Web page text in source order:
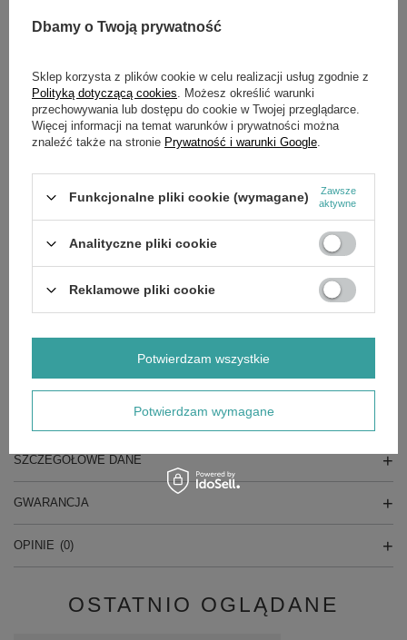
najciekawsze pytania i odpowiedzi publikując
dla innych.
OPIS
Multitool MT 36 Li . Wygięta rękojeść i dodatkowy uchwyt
ręczny umożliwiają ergonomiczną, przyjemną pracę. Ochronny
kabłąk chroni przed niepotrzebnym niszczeniem żyłki przy
pracach przy murach i płotach i zapobiega jednocześnie
niezamierzonemu przycinaniu kwiatów .
GŁÓWNE PARAMETRY
SZCZEGÓŁOWE DANE
GWARANCJA
OPINIE (0)
OSTATNIO OGLĄDANE
Dbamy o Twoją prywatność
Sklep korzysta z plików cookie w celu realizacji usług zgodnie z
Polityką dotyczącą cookies . Możesz określić warunki
przechowywania lub dostępu do cookie w Twojej przeglądarce.
Więcej informacji na temat warunków i prywatności można
znaleźć także na stronie Prywatność i warunki Google
Funkcjonalne pliki cookie (wymagane)
Zawsze
aktywne
Analityczne pliki cookie
Reklamowe pliki cookie
Potwierdzam wymagane
Potwierdzam wszystkie